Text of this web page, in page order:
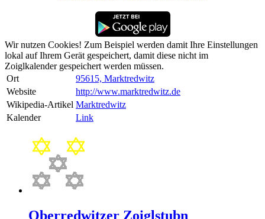
Wir nutzen Cookies! Zum Beispiel werden damit Ihre Einstellungen
lokal auf Ihrem Gerät gespeichert, damit diese nicht im
Zoiglkalender gespeichert werden müssen.
Ort
95615, Marktredwitz
Website
http://www.marktredwitz.de
Wikipedia-Artikel Marktredwitz
Kalender
Link
Oberredwitzer Zoiglstubn